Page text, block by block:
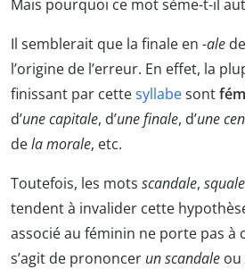
Mais pourquoi ce mot sème-t-il
Il semblerait que la finale en -ale
l’origine de l’erreur. En effet, la
finissant par cettesyllabesont
d’unecapitale, d’une finale, d’une
delamorale, etc.
Toutefois, les mots scandale, squale
tendent à invalider cette
associé au féminin ne porte pas à
s’agit de prononcer un scandale ou